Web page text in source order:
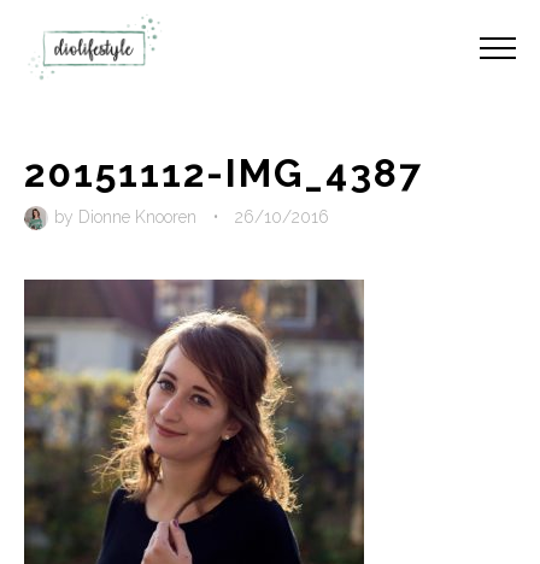
20151112-IMG_4387
by Dionne Knooren • 26/10/2016